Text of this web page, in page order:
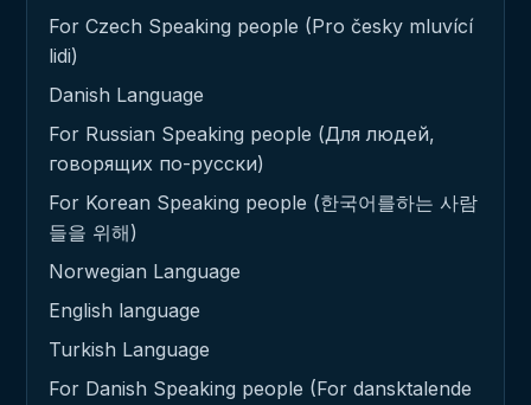
For Czech Speaking people (Pro česky mluvící
lidi)
Danish Language
For Russian Speaking people (Для людей,
говорящих по-русски)
For Korean Speaking people (한국어를하는 사람
들을 위해)
Norwegian Language
English language
Turkish Language
For Danish Speaking people (For dansktalende